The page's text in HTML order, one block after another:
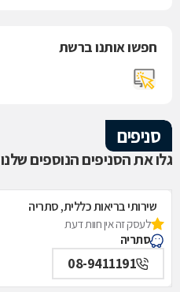
חפשו אותנו ברשת
סניפים
גלו את הסניפים הנוספים שלנו
שירותי בריאות כללית, סתריה
לעסק זה אין חוות דעת
סתריה
08-9411191